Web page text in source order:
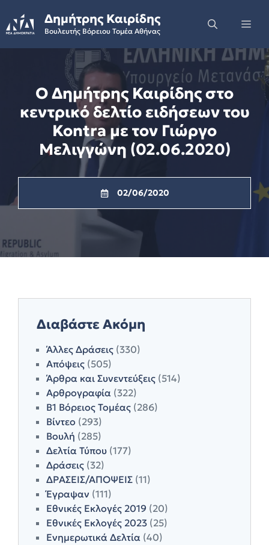
to
content
Δημήτρης Καιρίδης
Βουλευτής Βόρειου Τομέα Αθήνας
O Δημήτρης Καιρίδης στο
κεντρικό δελτίο ειδήσεων του
Kontra με τον Γιώργο
Μελιγγώνη (02.06.2020)
02/06/2020
Διαβάστε Ακόμη
Άλλες Δράσεις (330)
Απόψεις (505)
Άρθρα και Συνεντεύξεις (514)
Αρθρογραφία (322)
Β1 Βόρειος Τομέας (286)
Βίντεο (293)
Βουλή (285)
Δελτία Τύπου (177)
Δράσεις (32)
ΔΡΑΣΕΙΣ/ΑΠΟΨΕΙΣ (11)
Έγραψαν (111)
Εθνικές Εκλογές 2019 (20)
Εθνικές Εκλογές 2023 (25)
Ενημερωτικά Δελτία (40)